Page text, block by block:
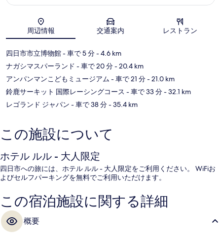
地図
周辺情報 交通案内 レストラン
四日市市立博物館- 車で 5 分- 4.6 km
ナガシマスパーランド - 車で 20 分- 20.4 km
アンパンマンこどもミュージアム - 車で 21 分- 21.0 km
鈴鹿サーキット 国際レーシングコース - 車で 33 分- 32.1 km
レゴランド ジャパン - 車で 38 分- 35.4 km
この施設について
ホテル ルル - 大人限定
四日市への旅には、ホテル ルル - 大人限定をご利用ください。 WiFiお
よびセルフパーキングを無料でご利用いただけます。
この宿泊施設に関する詳細
概要